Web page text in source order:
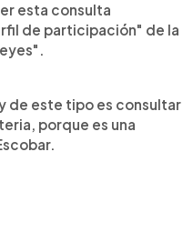
esta consulta
de participación" de la
de este tipo es consultar
porque es una